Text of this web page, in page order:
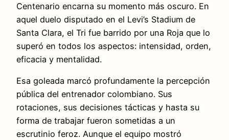
Centenario encarna su momento más oscuro. En
aquel duelo disputado en el Levi’s Stadium de
Santa Clara, el Tri fue barrido por una Roja que lo
superó en todos los aspectos: intensidad, orden,
eficacia y mentalidad.
Esa goleada marcó profundamente la percepción
pública del entrenador colombiano. Sus
rotaciones, sus decisiones tácticas y hasta su
forma de trabajar fueron sometidas a un
escrutinio feroz. Aunque el equipo mostró